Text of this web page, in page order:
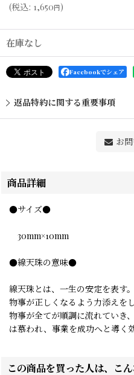
(税込: 1,650円)
在庫なし
Facebookでシェア
返品特約に関する重要事項
お
商品詳細
●サイズ●
30mm×10mm
●線天珠の意味●
線天珠とは、一生の安定を表す
物事が正しくなるよう力添えを
物事が全てが順調に流れていき
は慕われ、事業を成功へと導く
この商品を買った人は、こ